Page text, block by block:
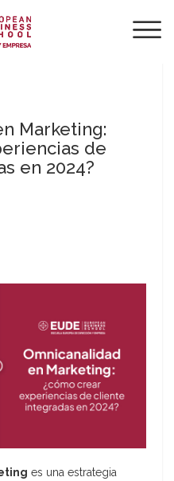
Marketing:
de
en 2024?
es una estrategia